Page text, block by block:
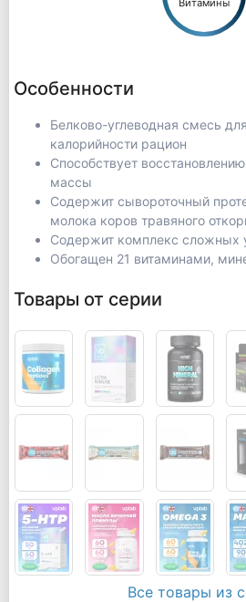
Витамины
Особенности
Белково-углеводная смесь
калорийности рацион
Способствует
массы
Содержит сывороточный
молока коров травяного
Содержит комплекс сложных
Обогащен 21 витаминами,
Товары от серии
Все товары из